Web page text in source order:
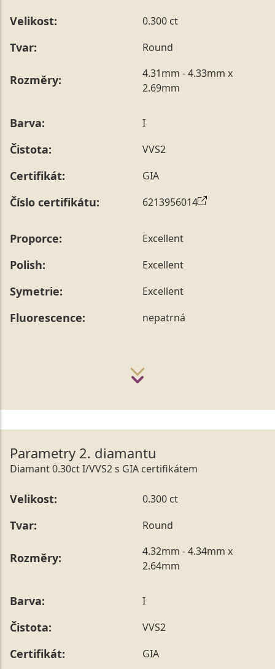
Velikost: 0.300 ct
Tvar: Round
Rozměry:
4.31mm - 4.33mm x
2.69mm
Barva: I
Čistota: VVS2
Certifikát: GIA
Číslo certifikátu: 6213956014
Proporce: Excellent
Polish: Excellent
Symetrie: Excellent
Fluorescence: nepatrná
Parametry 2. diamantu
Diamant 0.30ct I/VVS2 s GIA certifikátem
Velikost: 0.300 ct
Tvar: Round
Rozměry:
4.32mm - 4.34mm x
2.64mm
Barva: I
Čistota: VVS2
Certifikát: GIA